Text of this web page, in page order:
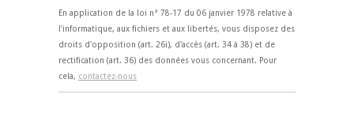
En application de la loi n° 78-17 du 06 janvier 1978 relative à
l'informatique, aux fichiers et aux libertés, vous disposez des
droits d'opposition (art. 26i), d'accès (art. 34 à 38) et de
rectification (art. 36) des données vous concernant. Pour
cela, contactez-nous